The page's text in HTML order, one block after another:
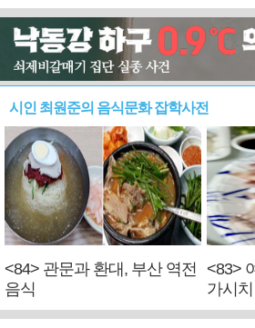
시인 최원준의 음식문화 잡학사전
<84> 관문과 환대, 부산 역전
음식
<83>
가시치